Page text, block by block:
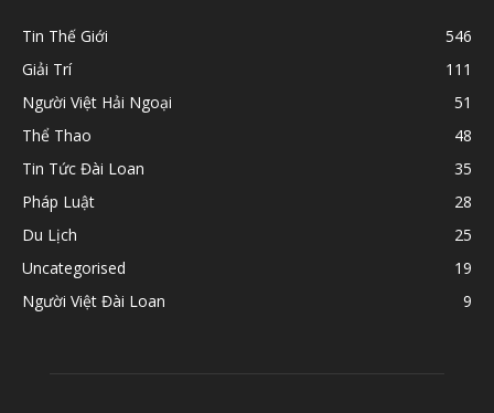
Tin Thế Giới
546
Giải Trí
111
Người Việt Hải Ngoại
51
Thể Thao
48
Tin Tức Đài Loan
35
Pháp Luật
28
Du Lịch
25
Uncategorised
19
Người Việt Đài Loan
9